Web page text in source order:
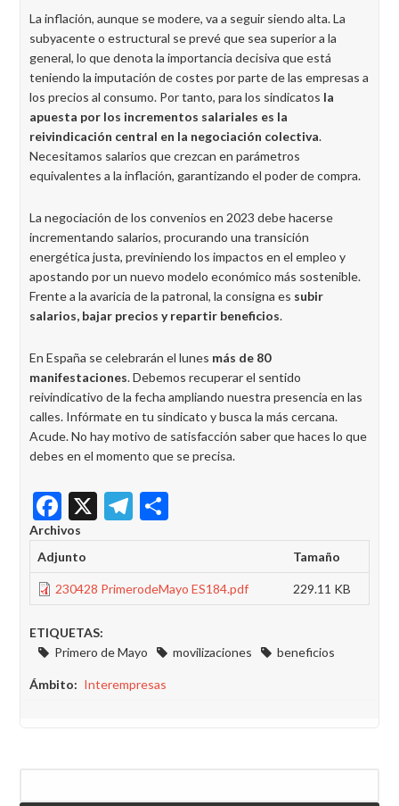
La inflación, aunque se modere, va a seguir siendo alta. La
subyacente o estructural se prevé que sea superior a la
general, lo que denota la importancia decisiva que está
teniendo la imputación de costes por parte de las empresas a
los precios al consumo. Por tanto, para los sindicatos la
apuesta por los incrementos salariales es la
reivindicación central en la negociación colectiva.
Necesitamos salarios que crezcan en parámetros
equivalentes a la inflación, garantizando el poder de compra.
La negociación de los convenios en 2023 debe hacerse
incrementando salarios, procurando una transición
energética justa, previniendo los impactos en el empleo y
apostando por un nuevo modelo económico más sostenible.
Frente a la avaricia de la patronal, la consigna es subir
salarios, bajar precios y repartir beneficios.
En España se celebrarán el lunes más de 80
manifestaciones. Debemos recuperar el sentido
reivindicativo de la fecha ampliando nuestra presencia en las
calles. Infórmate en tu sindicato y busca la más cercana.
Acude. No hay motivo de satisfacción saber que haces lo que
debes en el momento que se precisa.
Facebook
X Telegram
Archivos
Adjunto
Tamaño
230428 PrimerodeMayo ES184.pdf 229.11 KB
ETIQUETAS:
Primero de Mayo
movilizaciones beneficios
Ámbito Interempresas